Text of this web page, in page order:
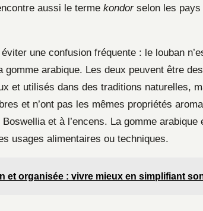
aussi le terme kondorselon les pays
éviter une confusion fréquente : le louban
gomme arabique. Les deux peuvent être
et utilisés dans des traditions naturelles,
et n’ont pas les mêmes propriétés
Boswellia et à l’encens. La gomme
usages alimentaires ou techniques.
et organisée : vivre mieux en simplifiant